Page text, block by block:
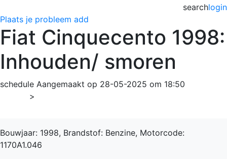
login
search
Plaats je probleem add
Fiat Cinquecento 1998:
Inhouden/ smoren
schedule Aangemaakt op 28-05-2025 om 18:50
>
Bouwjaar: 1998, Brandstof: Benzine, Motorcode:
1170A1.046